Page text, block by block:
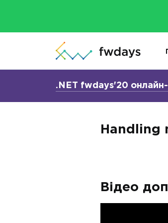
.NET fwdays'20
Handling
Відео